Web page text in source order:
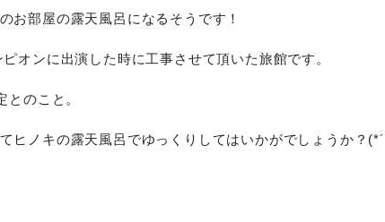
お部屋の露天風呂になるそうです！
オンに出演した時に工事させて頂いた旅館です。
とのこと。
ヒノキの露天風呂でゆっくりしてはいかがでしょうか？